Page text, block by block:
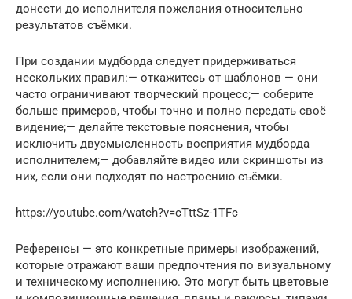
донести до исполнителя пожелания относительно
результатов съёмки.
При создании мудборда следует придерживаться
нескольких правил:— откажитесь от шаблонов — они
часто ограничивают творческий процесс;— соберите
больше примеров, чтобы точно и полно передать своё
видение;— делайте текстовые пояснения, чтобы
исключить двусмысленность восприятия мудборда
исполнителем;— добавляйте видео или скриншоты из
них, если они подходят по настроению съёмки.
https://youtube.com/watch?v=cTttSz-1TFc
Референсы — это конкретные примеры изображений,
которые отражают ваши предпочтения по визуальному
и техническому исполнению. Это могут быть цветовые